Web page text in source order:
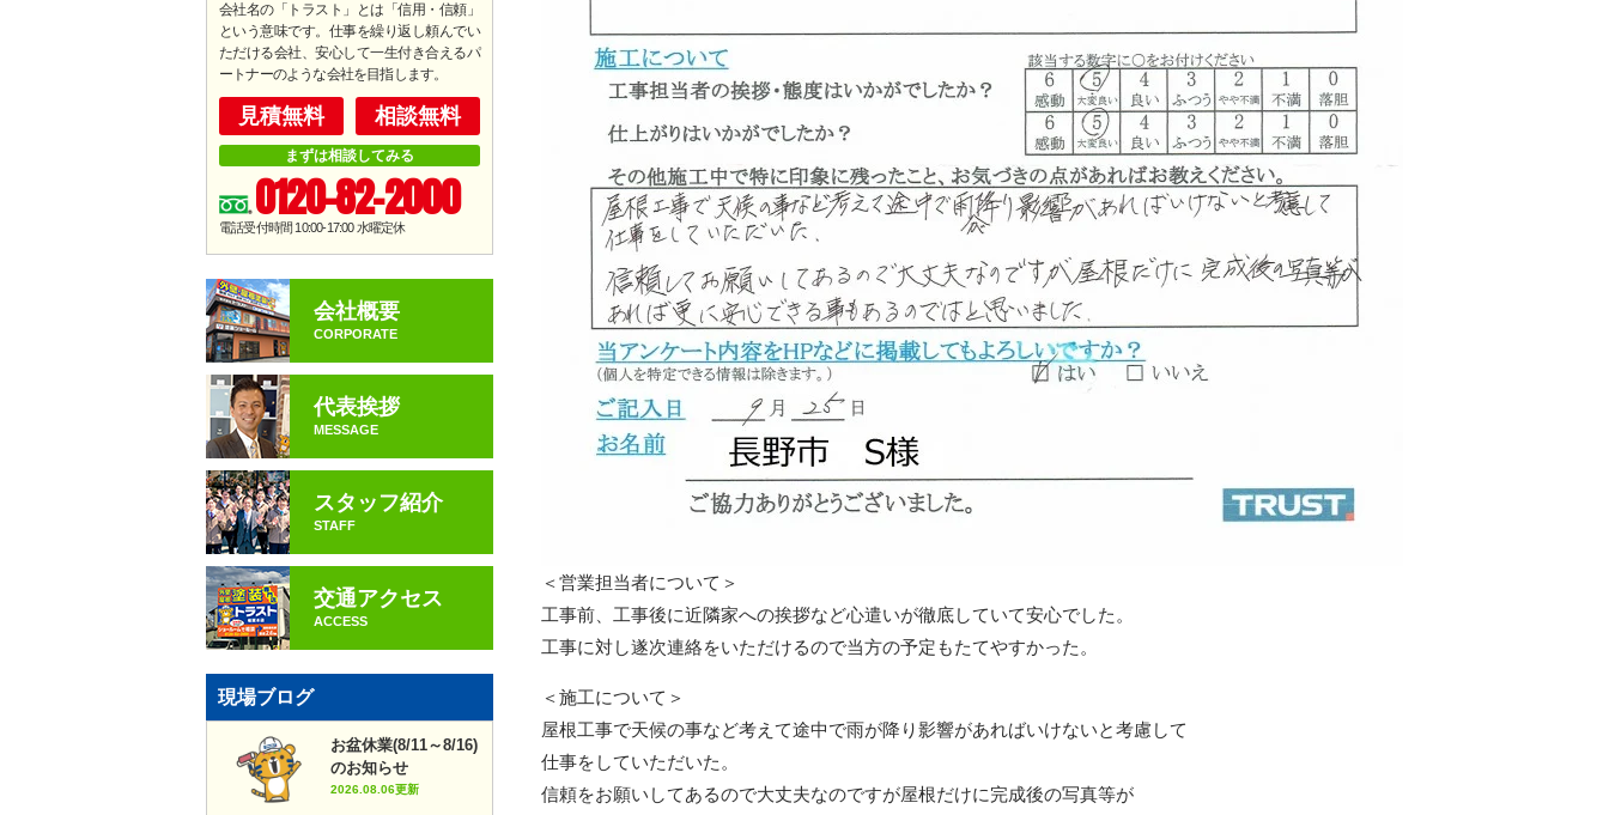
＜営業担当者について＞
工事前、工事後に近隣家への挨拶など心遣いが徹底していて安心でした。
工事に対し遂次連絡をいただけるので当方の予定もたてやすかった。
＜施工について＞
屋根工事で天候の事など考えて途中で雨が降り影響があればいけないと考慮して
仕事をしていただいた。
信頼をお願いしてあるので大丈夫なのですが屋根だけに完成後の写真等が
会社名の「トラスト」とは「信用・信頼」
という意味です。仕事を繰り返し頼んでい
ただける会社、安心して一生付き合えるパ
ートナーのような会社を目指します。
見積無料 相談無料
まずは相談してみる
0120-82-2000
電話受付時間 10:00-17:00水曜定休
会社概要
CORPORATE
代表挨拶
MESSAGE
スタッフ紹介
STAFF
交通アクセス
ACCESS
現場ブログ
お盆休業(8/11～8/16)
のお知らせ
2026.08.06更新